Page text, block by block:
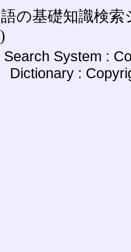
の基礎知識検索
Search System :
Dictionary :